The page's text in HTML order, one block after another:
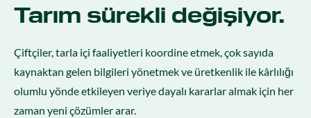
Tarım sürekli değişiyor.
Çiftçiler, tarla içi faaliyetleri koordine etmek, çok sayıda
kaynaktan gelen bilgileri yönetmek ve üretkenlik ile kârlılığı
olumlu yönde etkileyen veriye dayalı kararlar almak için her
zaman yeni çözümler arar.